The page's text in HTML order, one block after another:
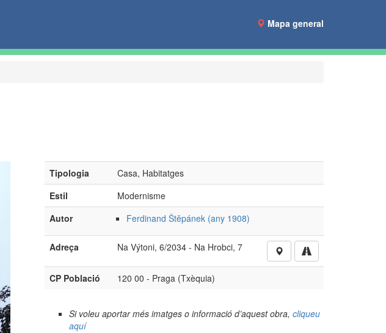
Mapa general
Tipologia
Casa, Habitatges
Estil
Modernisme
Autor
Ferdinand Štěpánek (any 1908)
Adreça Na Výtoni, 6/2034 - Na Hrobci, 7
CP Població 120 00 - Praga (Txèquia)
Si voleu aportar més imatges o informació d’aquest obra, cliqueu
aquí